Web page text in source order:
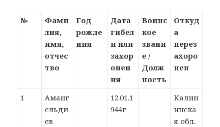
№
Фами
лия,
имя,
отчес
тво
Год
рожде
ния
Дата
гибел
и или
захор
онен
ия
Воинс
кое
звани
е /
Долж
ность
Откуд
а
перез
ахоро
нен
1
Аманг
ельди
ев
12.01.1
944г
Калин
инска
я обл.